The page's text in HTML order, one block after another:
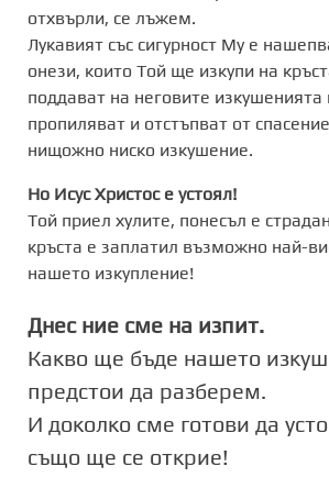
отхвърли, се лъжем.
Лукавият със сигурност Му е
онези, които Той ще изкупи на
поддават на неговите
пропиляват и отстъпват от
нищожно ниско изкушение.
Но Исус Христос е устоял!
Той приел хулите, понесъл е
кръста е заплатил възможно най-
нашето изкупление!
Днес ние сме на изпит.
Какво ще бъде нашето
предстои да разберем.
И доколко сме готови да
също ще се открие!